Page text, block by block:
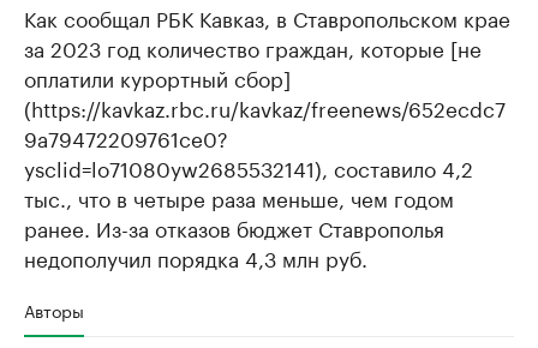
Как сообщал РБК Кавказ, в Ставропольском крае
за 2023 год количество граждан, которые [не
оплатили курортный сбор]
(https://kavkaz.rbc.ru/kavkaz/freenews/652ecdc7
9a79472209761ce0?
ysclid=lo71080yw2685532141), составило 4,2
тыс., что в четыре раза меньше, чем годом
ранее. Из-за отказов бюджет Ставрополья
недополучил порядка 4,3 млн руб.
Авторы